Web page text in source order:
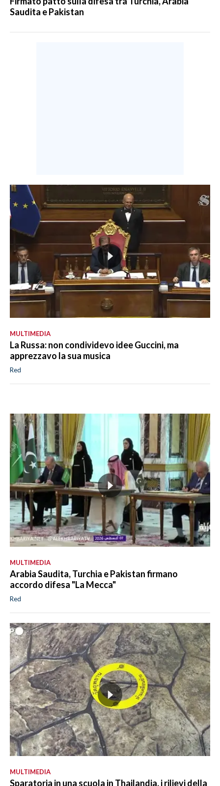
Saudita e Pakistan
MULTIMEDIA
La Russa: non condividevo idee Guccini, ma
apprezzavo la sua musica
Red
MULTIMEDIA
Arabia Saudita, Turchia e Pakistan firmano
accordo difesa "La Mecca"
Red
MULTIMEDIA
Sparatoria in una scuola in Thailandia, i rilievi della